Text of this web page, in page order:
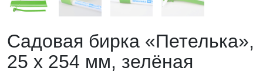
Садовая бирка «Петелька»,
25 х 254 мм, зелёная